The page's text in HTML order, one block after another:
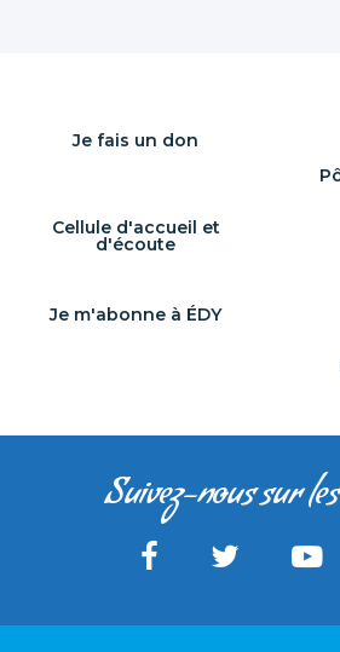
Je fais un don
Cellule d'accueil et
d'écoute
Je m'abonne à ÉDY
Suivez-nous sur